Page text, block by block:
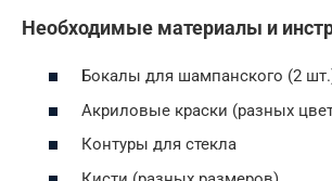
Необходимые материалы и
Бокалы для шампанского (2
Акриловые краски (разных
Контуры для стекла